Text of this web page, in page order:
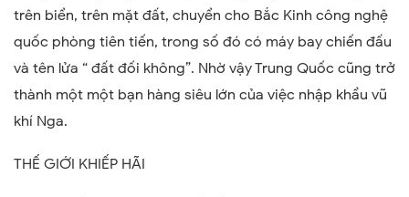
trên biển, trên mặt đất, chuyển cho Bắc Kinh công nghệ
quốc phòng tiên tiến, trong số đó có máy bay chiến đấu
và tên lửa “ đất đối không”. Nhờ vậy Trung Quốc cũng trở
thành một một bạn hàng siêu lớn của việc nhập khẩu vũ
khí Nga.
THẾ GIỚI KHIẾP HÃI